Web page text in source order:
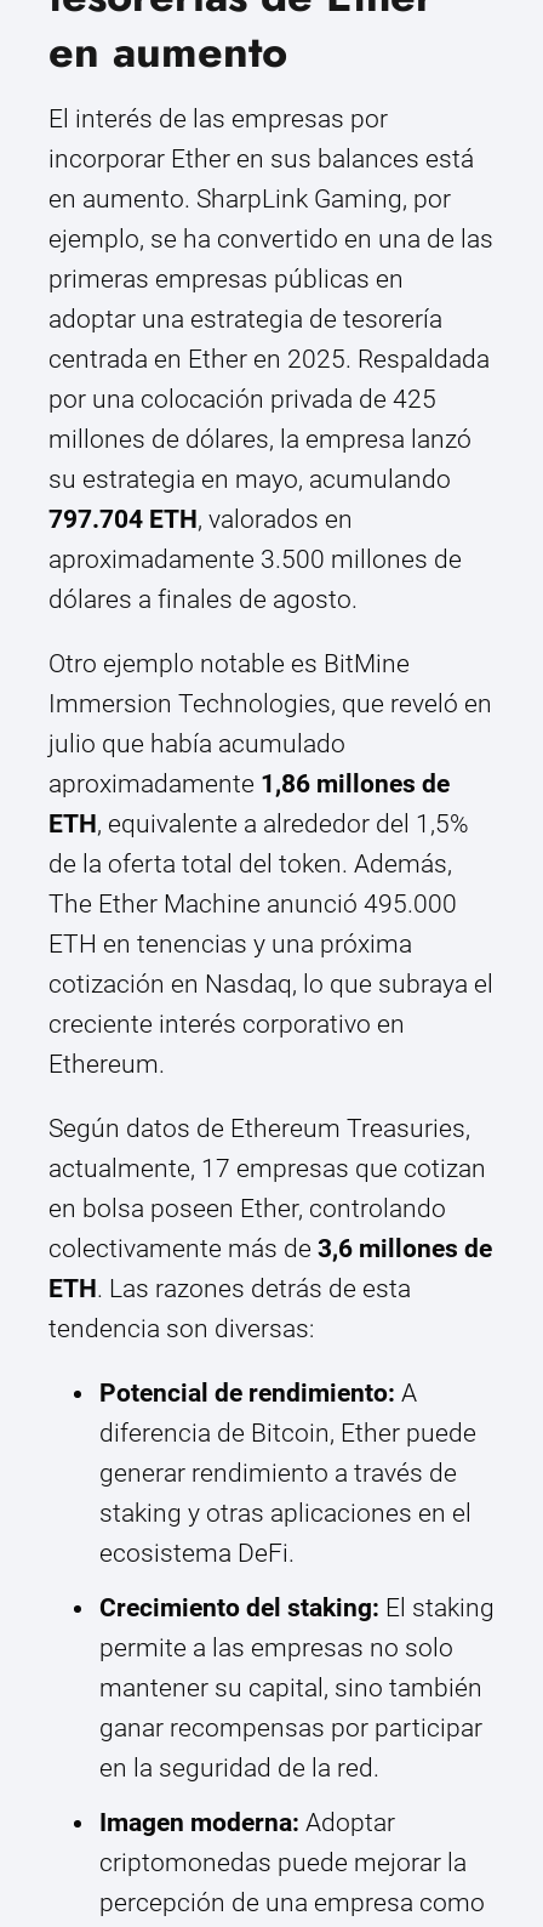
en aumento
El interés de las empresas por
incorporar Ether en sus balances está
en aumento. SharpLink Gaming, por
ejemplo, se ha convertido en una de las
primeras empresas públicas en
adoptar una estrategia de tesorería
centrada en Ether en 2025. Respaldada
por una colocación privada de 425
millones de dólares, la empresa lanzó
su estrategia en mayo, acumulando
797.704 ETH, valorados en
aproximadamente 3.500 millones de
dólares a finales de agosto.
Otro ejemplo notable es BitMine
Immersion Technologies, que reveló en
julio que había acumulado
aproximadamente 1,86 millones de
ETH, equivalente a alrededor del 1,5%
de la oferta total del token. Además,
The Ether Machine anunció 495.000
ETH en tenencias y una próxima
cotización en Nasdaq, lo que subraya el
creciente interés corporativo en
Ethereum.
Según datos de Ethereum Treasuries,
actualmente, 17 empresas que cotizan
en bolsa poseen Ether, controlando
colectivamente más de 3,6 millones de
ETH. Las razones detrás de esta
tendencia son diversas:
Potencial de rendimiento: A
diferencia de Bitcoin, Ether puede
generar rendimiento a través de
staking y otras aplicaciones en el
ecosistema DeFi.
Crecimiento del staking: El staking
permite a las empresas no solo
mantener su capital, sino también
ganar recompensas por participar
en la seguridad de la red.
Imagen moderna: Adoptar
criptomonedas puede mejorar la
percepción de una empresa como